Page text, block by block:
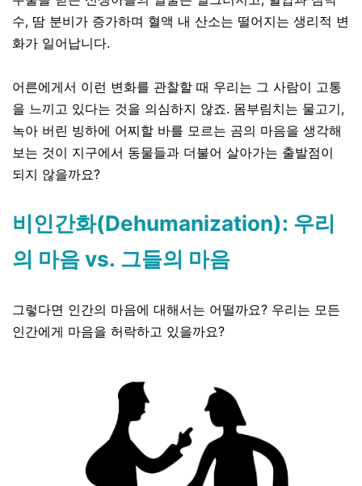
수, 땀 분비가 증가하며 혈액 내 산소는 떨어지는 생리적 변
화가 일어납니다.
어른에게서 이런 변화를 관찰할 때 우리는 그 사람이 고통
을 느끼고 있다는 것을 의심하지 않죠. 몸부림치는 물고기,
녹아 버린 빙하에 어찌할 바를 모르는 곰의 마음을 생각해
보는 것이 지구에서 동물들과 더불어 살아가는 출발점이
되지 않을까요?
비인간화(Dehumanization): 우리
의 마음 vs. 그들의 마음
그렇다면 인간의 마음에 대해서는 어떨까요? 우리는 모든
인간에게 마음을 허락하고 있을까요?